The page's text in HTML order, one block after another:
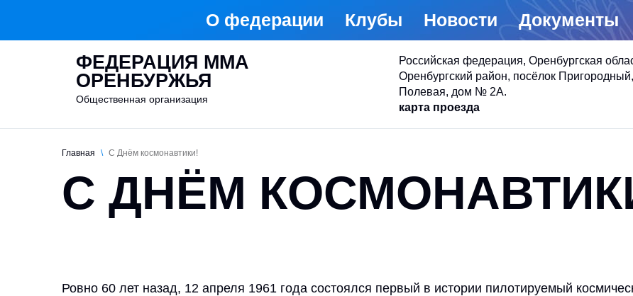
О федерации Клубы Новости Документы
ФЕДЕРАЦИЯ ММА
ОРЕНБУРЖЬЯ
Общественная организация
Российская федерация, Оренбургская
Оренбургский район, посёлок
Полевая, дом № 2А.
карта проезда
Главная \ С Днём космонавтики!
С ДНЁМ
Ровно 60 лет назад, 12 апреля 1961 года состоялся первый в истории пилотируемый